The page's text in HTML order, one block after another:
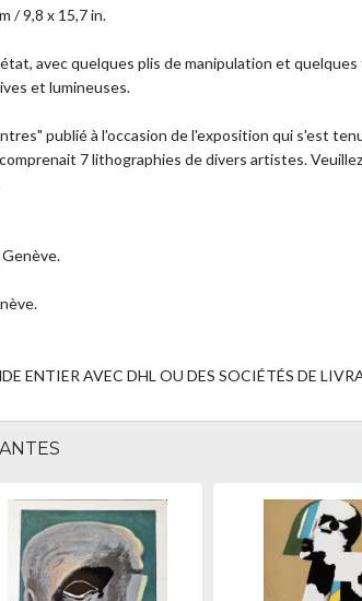
/ 9,8 x 15,7 in.
avec quelques plis de manipulation et
et lumineuses.
publié à l'occasion de l'exposition qui s'est
7 lithographies de divers artistes.
ENTIER AVEC DHL OU DES SOCIÉTÉS DE